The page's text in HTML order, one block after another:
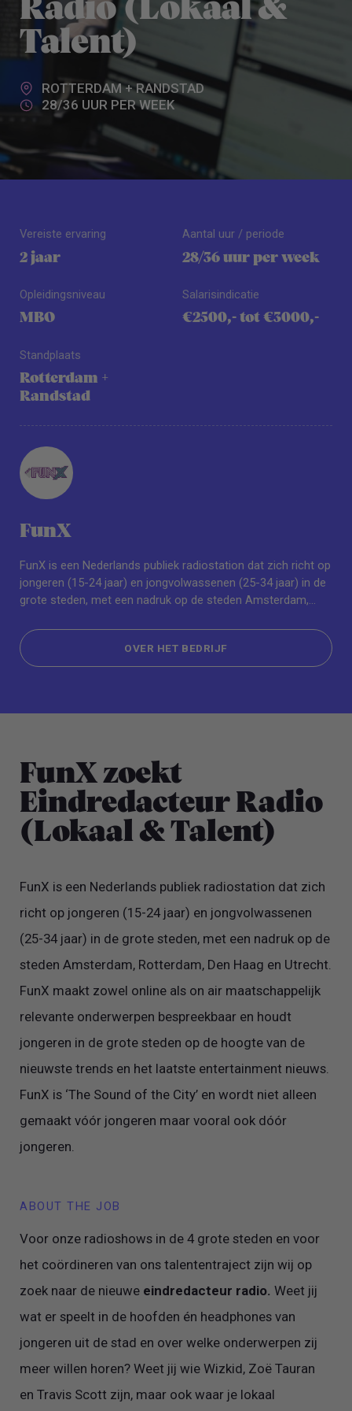
Radio (Lokaal &
Talent)
ROTTERDAM + RANDSTAD
28/36 UUR PER WEEK
Vereiste ervaring
2 jaar
Opleidingsniveau
MBO
Standplaats
Rotterdam +
Randstad
Aantal uur / periode
28/36 uur per week
Salarisindicatie
€2500,- tot €3000,-
FunX
FunX is een Nederlands publiek radiostation dat zich richt op
jongeren (15-24 jaar) en jongvolwassenen (25-34 jaar) in de
grote steden, met een nadruk op de steden Amsterdam,
als on air maatschappelijk relevante onderwerpen
bespreekbaar en houdt jongeren in de grote steden op de
hoogte van de nieuwste trends en het laatste entertainment
OVER HET BEDRIJF
FunX zoekt
Eindredacteur Radio
(Lokaal & Talent)
FunX is een Nederlands publiek radiostation dat zich
richt op jongeren (15-24 jaar) en jongvolwassenen
(25-34 jaar) in de grote steden, met een nadruk op de
steden Amsterdam, Rotterdam, Den Haag en Utrecht.
FunX maakt zowel online als on air maatschappelijk
relevante onderwerpen bespreekbaar en houdt
jongeren in de grote steden op de hoogte van de
nieuwste trends en het laatste entertainment nieuws.
FunX is ‘The Sound of the City’ en wordt niet alleen
gemaakt vóór jongeren maar vooral ook dóór
jongeren.
ABOUT THE JOB
Voor onze radioshows in de 4 grote steden en voor
het coördineren van ons talententraject zijn wij op
zoek naar de nieuwe eindredacteur radio. Weet jij
wat er speelt in de hoofden én headphones van
jongeren uit de stad en over welke onderwerpen zij
meer willen horen? Weet jij wie Wizkid, Zoë Tauran
en Travis Scott zijn, maar ook waar je lokaal